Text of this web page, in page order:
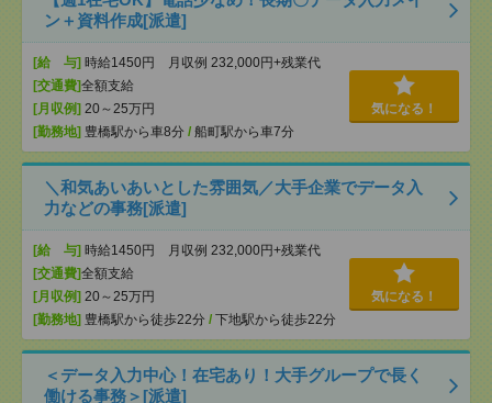
ン＋資料作成[派遣]
[給 与] 時給1450円 月収例 232,000円+残業代
[交通費]全額支給
[月収例] 20～25万円
[勤務地] 豊橋駅から車8分 / 船町駅から車7分
気になる！
＼和気あいあいとした雰囲気／大手企業でデータ入
力などの事務[派遣]
[給 与] 時給1450円 月収例 232,000円+残業代
[交通費]全額支給
[月収例] 20～25万円
[勤務地] 豊橋駅から徒歩22分 / 下地駅から徒歩22分
気になる！
＜データ入力中心！在宅あり！大手グループで長く
働ける事務＞[派遣]